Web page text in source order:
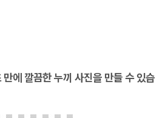
에 깔끔한 누끼 사진을 만들 수 있습